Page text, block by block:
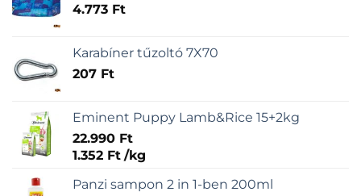
4.773 Ft
Karabíner tűzoltó 7X70
207 Ft
Eminent Puppy Lamb&Rice 15+2kg
22.990 Ft
1.352 Ft /kg
Panzi sampon 2 in 1-ben 200ml